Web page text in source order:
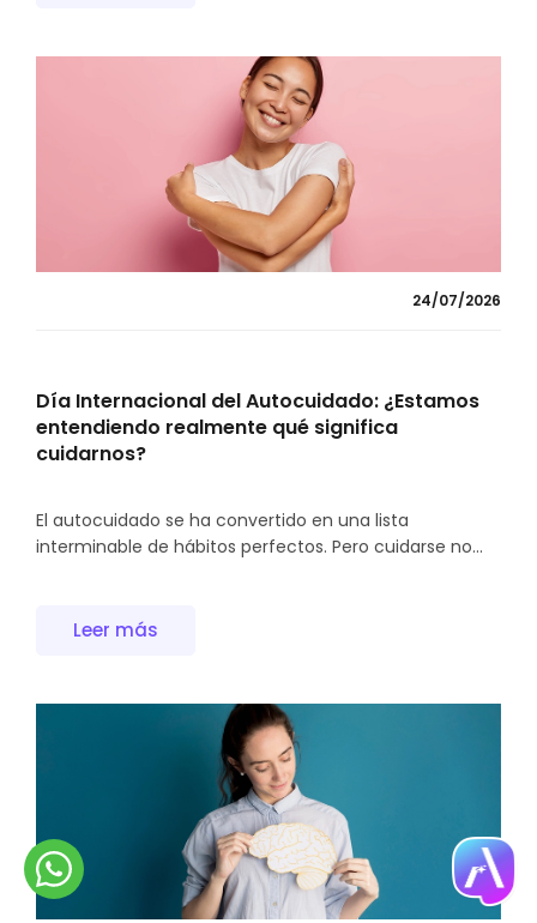
24/07/2026
Día Internacional del Autocuidado: ¿Estamos
entendiendo realmente qué significa
cuidarnos?
El autocuidado se ha convertido en una lista
interminable de hábitos perfectos. Pero cuidarse no...
Leer más